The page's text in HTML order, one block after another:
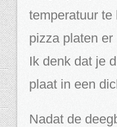
temperatuur te
pizza platen
Ik denk dat je
plaat in een
Nadat de